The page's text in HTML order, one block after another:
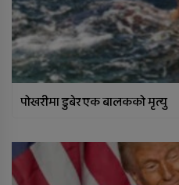
पोखरीमा डुबेर एक बालकको मृत्यु